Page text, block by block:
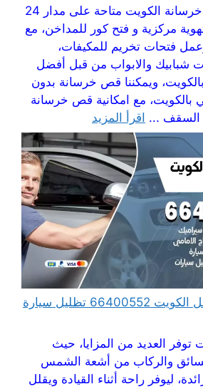
خدمات شركة قص خرسانة الكويت متاحة على مدار 24
مركزية و فتح كور للمداخن، مع
فتحات تخريم للمكيفات،
شبابيك والابواب من قبل أفضل
ويمكننا قص خرسانة بدون
بالكويت، مع امكانية قص خرسانة
السقف ... اقرأ المزيد
تظليل سيارات متنقل الكويت 66400552 تظليل سيارة
العديد من المزايا، حيث
والركاب من أشعة الشمس
ليوفر راحة أثناء القيادة ويقلل